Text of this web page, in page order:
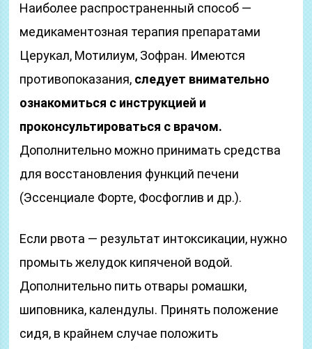
Наиболее распространенный способ —
медикаментозная терапия препаратами
Церукал, Мотилиум, Зофран. Имеются
противопоказания, следует внимательно
ознакомиться с инструкцией и
проконсультироваться с врачом.
Дополнительно можно принимать средства
для восстановления функций печени
(Эссенциале Форте, Фосфоглив и др.).
Если рвота — результат интоксикации, нужно
промыть желудок кипяченой водой.
Дополнительно пить отвары ромашки,
шиповника, календулы. Принять положение
сидя, в крайнем случае положить